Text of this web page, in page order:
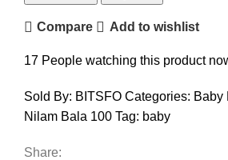
Compare Add to wishlist
17 People watching this product
Sold By: BITSFO Categories: Baby
Nilam Bala 100 Tag: baby
Share: